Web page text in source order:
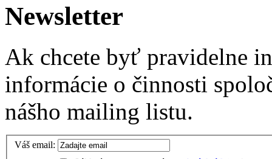
Newsletter
Ak chcete byť pravidelne
informácie o činnosti
nášho mailing listu.
Váš email: